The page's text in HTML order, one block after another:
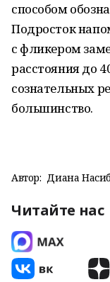
способом
Подросток
с фликером
расстояния до
сознательных
большинство.
Автор: Диана
Читайте нас